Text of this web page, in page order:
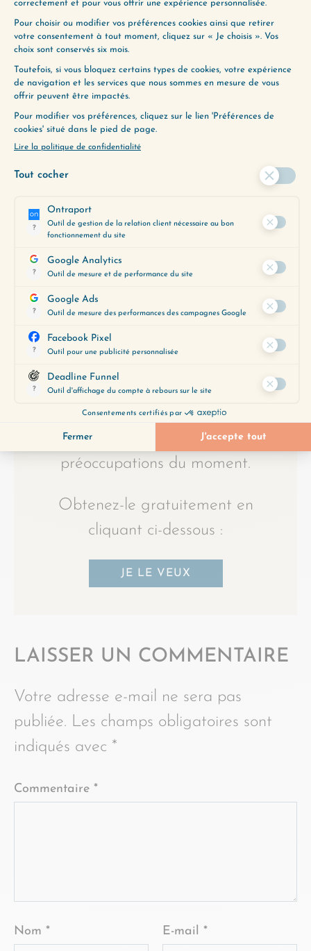
(Réalisation :Musique pour
l’imaginaire)
PARTAGER L'ÉPISODE
(167) LE BUS À DEUX ÉTAGES
ENVIE D’ALLER PLUS
outil précieux pour vous aider à
découvrir les épisodes qui
correspondent le mieux à vos
préoccupations du moment.
Obtenez-le gratuitement en
cliquant ci-dessous :
JE LE VEUX
LAISSER UN COMMENTAIRE
Votre adresse e-mail ne sera pas
publiée. Les champs obligatoires sont
indiqués avec *
Commentaire *
Nom * E-mail *